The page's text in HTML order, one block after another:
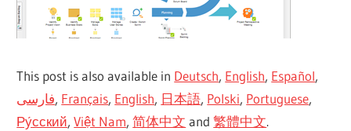
This post is also available in Deutsch, English, Español,
فارسی, Français, English, 日本語, Polski, Portuguese,
Ру́сский,Việt Nam,简体中文 and繁體中文.